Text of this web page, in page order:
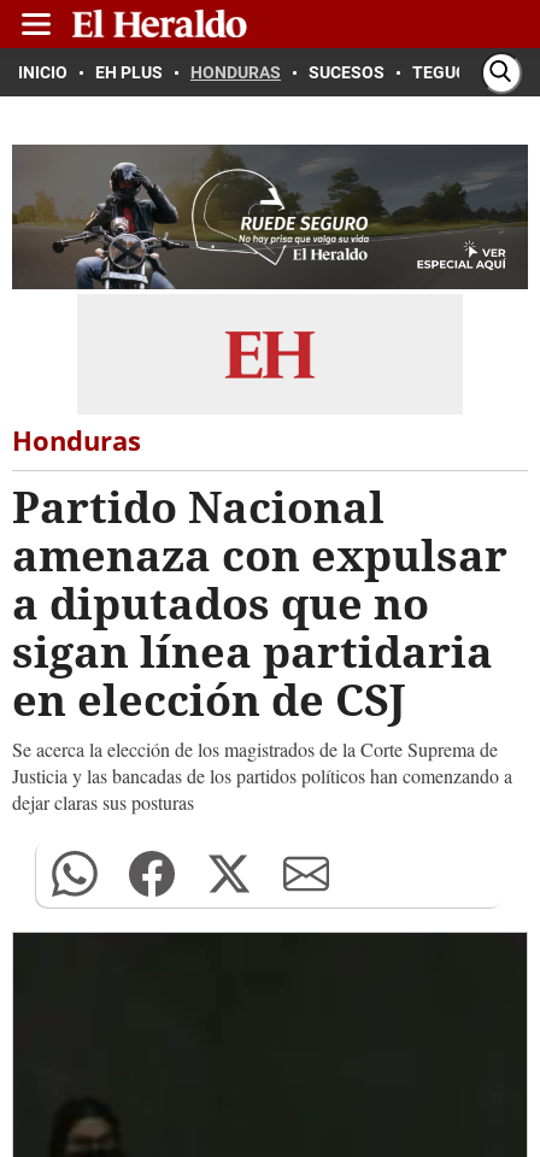
INICIO EH PLUS HONDURAS SUCESOS TEGUCIGALPA
Honduras
Partido Nacional
amenaza con expulsar
a diputados que no
sigan línea partidaria
en elección de CSJ
Se acerca la elección de los magistrados de la Corte Suprema de
Justicia y las bancadas de los partidos políticos han comenzando a
dejar claras sus posturas